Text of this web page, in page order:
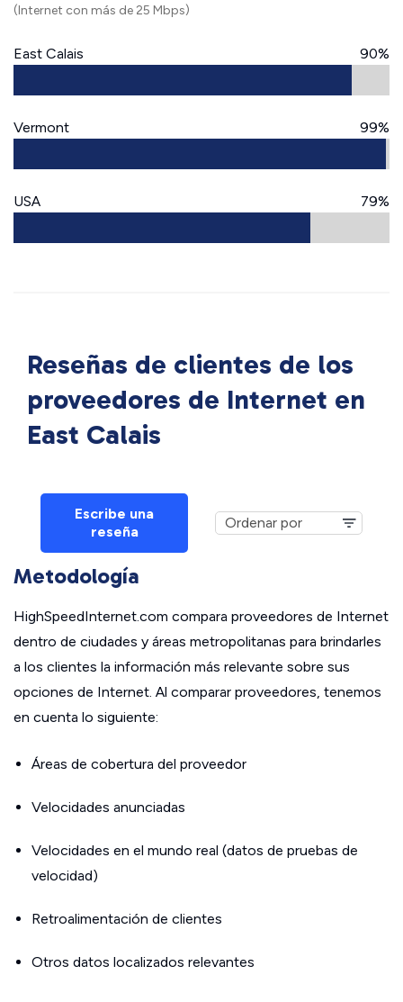
(Internet con más de 25 Mbps)
East Calais 90%
Vermont 99%
USA 79%
Reseñas de clientes de los
proveedores de Internet en
East Calais
Escribe una
reseña
Metodología
HighSpeedInternet.com compara proveedores de Internet
dentro de ciudades y áreas metropolitanas para brindarles
a los clientes la información más relevante sobre sus
opciones de Internet. Al comparar proveedores, tenemos
en cuenta lo siguiente:
Áreas de cobertura del proveedor
Velocidades anunciadas
Velocidades en el mundo real (datos de pruebas de
velocidad)
Retroalimentación de clientes
Otros datos localizados relevantes